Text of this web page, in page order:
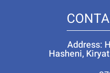
Address:
Hasheni,